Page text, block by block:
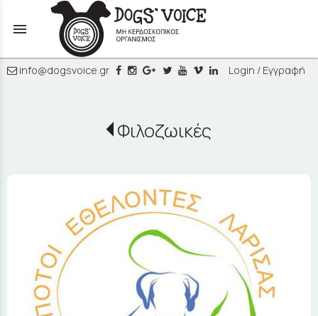
menu
info@dogsvoice.gr Login / Εγγραφή
Φιλοζωικές